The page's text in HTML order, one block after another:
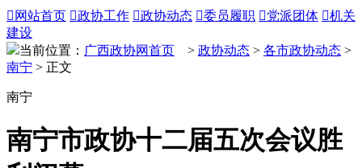
 网站首页 政协工作 政协动态 委员履职 党派团体 机关
建设
当前位置： 广西政协网首页 > 政协动态 > 各市政协动态 >
南宁 > 正文
南宁
南宁市政协十二届五次会议胜